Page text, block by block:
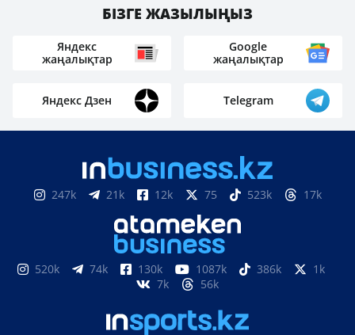
БІЗГЕ ЖАЗЫЛЫҢЫЗ
Яндекс
жаңалықтар
Google
жаңалықтар
Яндекс Дзен Telegram
247k 21k 12k 75 523k 17k
520k 74k 130k 1087k 386k
1k
7k
56k